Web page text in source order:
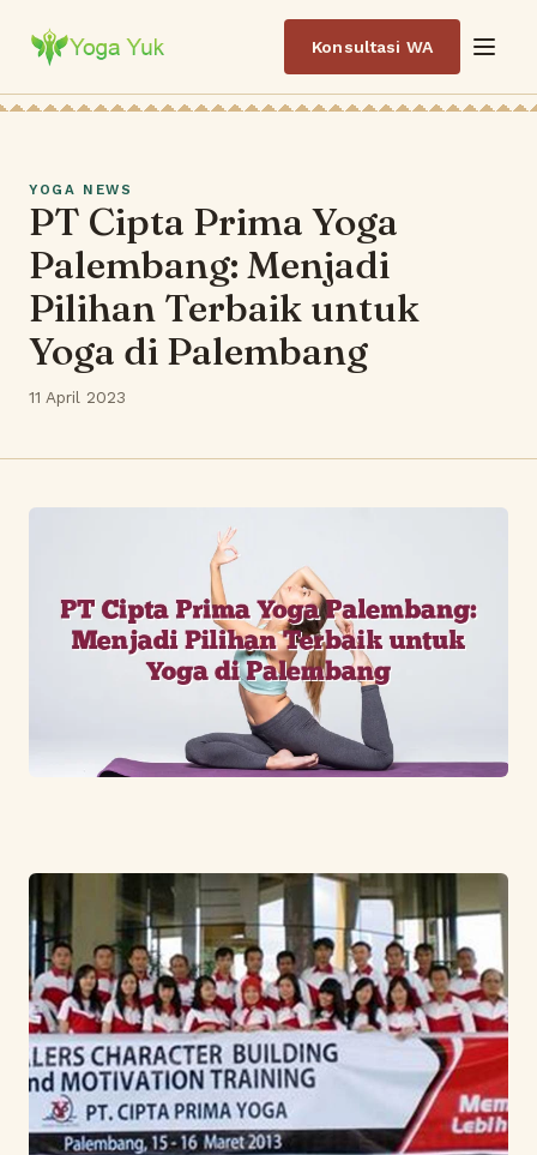
Konsultasi WA
YOGA NEWS
PT Cipta Prima Yoga
Palembang: Menjadi
Pilihan Terbaik untuk
Yoga di Palembang
11 April 2023